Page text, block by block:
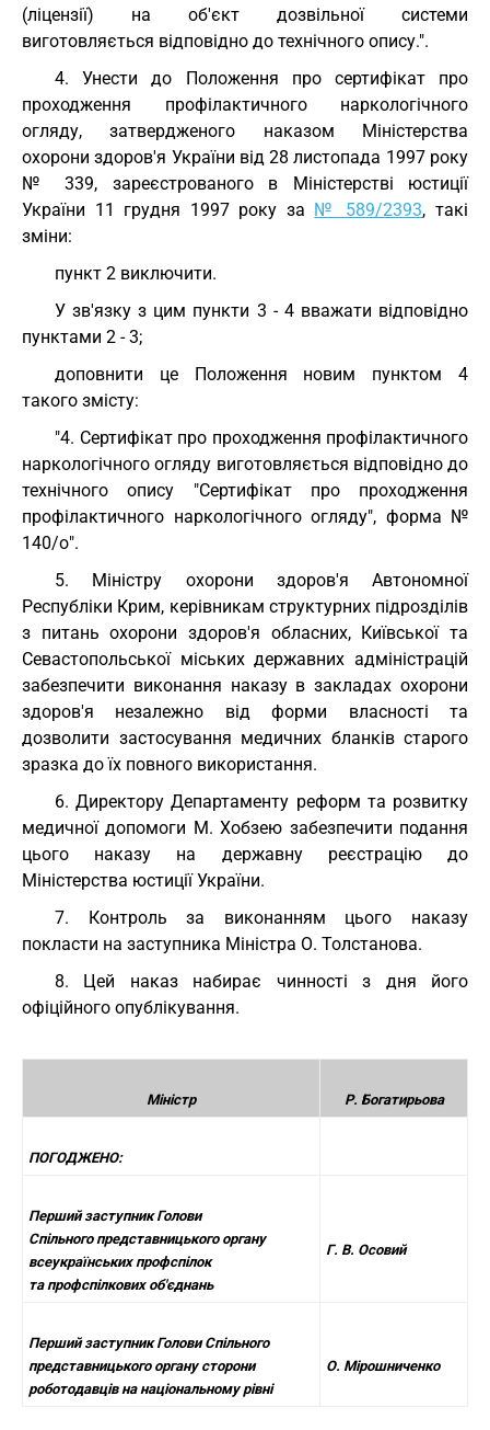
(ліцензії) на об'єкт дозвільної системи
виготовляється відповідно до технічного опису.".
4. Унести до Положення про сертифікат про
проходження профілактичного наркологічного
огляду, затвердженого наказом Міністерства
охорони здоров'я України від 28 листопада 1997 року
№ 339, зареєстрованого в Міністерстві юстиції
України 11 грудня 1997 року за № 589/2393, такі
зміни:
пункт 2 виключити.
У зв'язку з цим пункти 3 - 4 вважати відповідно
пунктами 2 - 3;
доповнити це Положення новим пунктом 4
такого змісту:
"4. Сертифікат про проходження профілактичного
наркологічного огляду виготовляється відповідно до
технічного опису "Сертифікат про проходження
профілактичного наркологічного огляду", форма №
140/о".
5. Міністру охорони здоров'я Автономної
Республіки Крим, керівникам структурних підрозділів
з питань охорони здоров'я обласних, Київської та
Севастопольської міських державних адміністрацій
забезпечити виконання наказу в закладах охорони
здоров'я незалежно від форми власності та
дозволити застосування медичних бланків старого
зразка до їх повного використання.
6. Директору Департаменту реформ та розвитку
медичної допомоги М. Хобзею забезпечити подання
цього наказу на державну реєстрацію до
Міністерства юстиції України.
7. Контроль за виконанням цього наказу
покласти на заступника Міністра О. Толстанова.
8. Цей наказ набирає чинності з дня його
офіційного опублікування.
Міністр Р. Богатирьова
ПОГОДЖЕНО:
Перший заступник Голови
Спільного представницького органу
всеукраїнських профспілок
та профспілкових об'єднань
Г. В. Осовий
Перший заступник Голови Спільного
представницького органу сторони
роботодавців на національному рівні
О. Мірошниченко